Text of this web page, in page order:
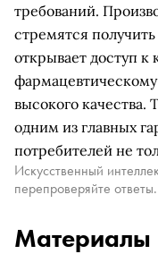
требований.
стремятся
открывает доступ
высокого качества.
одним из главных
потребителей не
Искусственный
перепроверяйте ответы.
Материалы